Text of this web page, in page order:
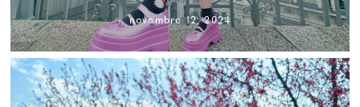
novembre 12, 2024